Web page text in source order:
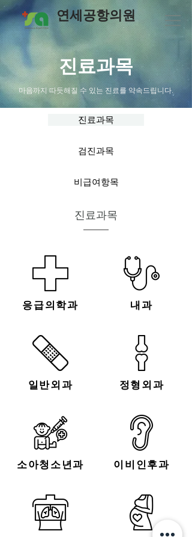
연세공항의원
진료과목
마음까지 따듯해질 수 있는 진료를 약속드립니다.
진료과목
검진과목
비급여항목
진료과목
​응급의학과
일반외과
​소아청소년과
내과
정형외과
이비인후과